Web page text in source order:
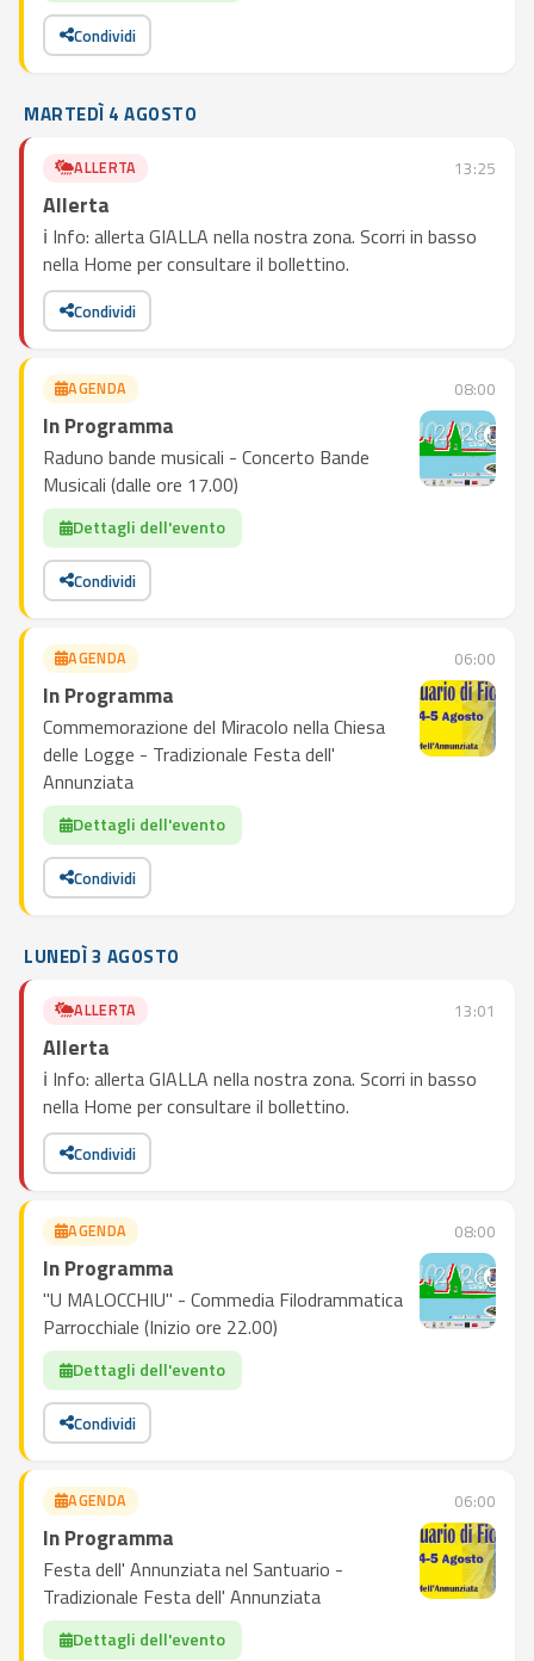
Condividi
MARTEDÌ 4 AGOSTO
ALLERTA 13:25
Allerta
ℹ️ Info: allerta GIALLA nella nostra zona. Scorri in basso
nella Home per consultare il bollettino.
Condividi
AGENDA 08:00
In Programma
Raduno bande musicali - Concerto Bande
Musicali (dalle ore 17.00)
Dettagli dell'evento
Condividi
AGENDA 06:00
In Programma
Commemorazione del Miracolo nella Chiesa
delle Logge - Tradizionale Festa dell'
Annunziata
Dettagli dell'evento
Condividi
LUNEDÌ 3 AGOSTO
ALLERTA 13:01
Allerta
ℹ️ Info: allerta GIALLA nella nostra zona. Scorri in basso
nella Home per consultare il bollettino.
Condividi
AGENDA 08:00
In Programma
"U MALOCCHIU" - Commedia Filodrammatica
Parrocchiale (Inizio ore 22.00)
Dettagli dell'evento
Condividi
AGENDA 06:00
In Programma
Festa dell' Annunziata nel Santuario -
Tradizionale Festa dell' Annunziata
Dettagli dell'evento